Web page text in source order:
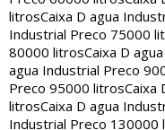
litrosCaixa D agua
Industrial Preco 75000
80000 litrosCaixa D
agua Industrial Preco
Preco 95000 litrosCaixa
litrosCaixa D agua
Industrial Preco 130000